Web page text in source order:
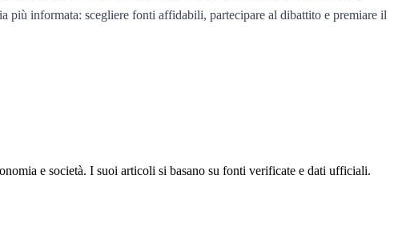
più informata: scegliere fonti affidabili, partecipare al dibattito e premiare il
e società. I suoi articoli si basano su fonti verificate e dati ufficiali.